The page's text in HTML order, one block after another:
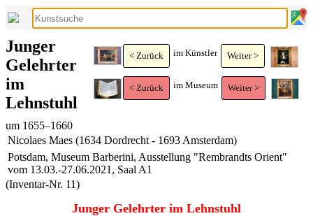
< Zurück im Künstler Weiter >
< Zurück im Museum Weiter >
Junger
Gelehrter
im
Lehnstuhl
um 1655–1660
Nicolaes Maes (1634 Dordrecht - 1693 Amsterdam)
Potsdam, Museum Barberini, Ausstellung "Rembrandts Orient"
vom 13.03.-27.06.2021, Saal A1
(Inventar-Nr. 11)
Junger Gelehrter im Lehnstuhl